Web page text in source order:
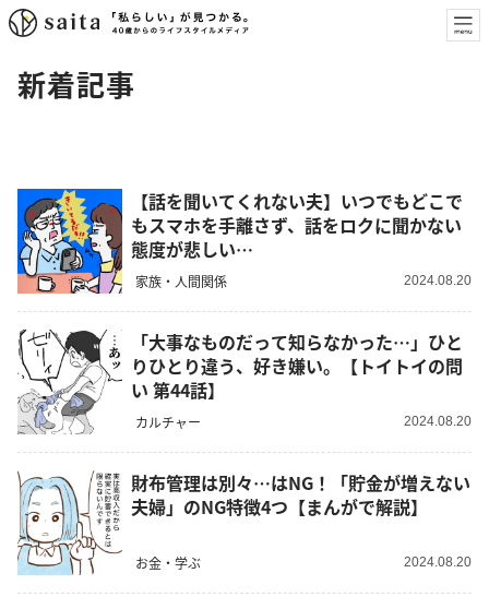
新着記事
【話を聞いてくれない夫】いつでもどこで
もスマホを手離さず、話をロクに聞かない
態度が悲しい…
家族・人間関係 2024.08.20
「大事なものだって知らなかった…」ひと
りひとり違う、好き嫌い。【トイトイの問
い 第44話】
カルチャー 2024.08.20
財布管理は別々…はNG！「貯金が増えない
夫婦」のNG特徴4つ【まんがで解説】
お金・学ぶ 2024.08.20